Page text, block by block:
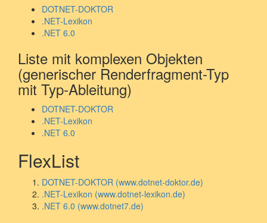
DOTNET-DOKTOR
.NET-Lexikon
.NET 6.0
Liste mit komplexen Objekten
(generischer Renderfragment-Typ
mit Typ-Ableitung)
DOTNET-DOKTOR
.NET-Lexikon
.NET 6.0
FlexList
DOTNET-DOKTOR (www.dotnet-doktor.de)
.NET-Lexikon (www.dotnet-lexikon.de)
.NET 6.0 (www.dotnet7.de)